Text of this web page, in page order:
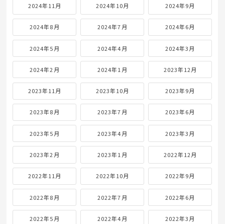
2024年11月 2024年10月 2024年9月
2024年8月 2024年7月 2024年6月
2024年5月 2024年4月 2024年3月
2024年2月 2024年1月 2023年12月
2023年11月 2023年10月 2023年9月
2023年8月 2023年7月 2023年6月
2023年5月 2023年4月 2023年3月
2023年2月 2023年1月 2022年12月
2022年11月 2022年10月 2022年9月
2022年8月 2022年7月 2022年6月
2022年5月 2022年4月 2022年3月